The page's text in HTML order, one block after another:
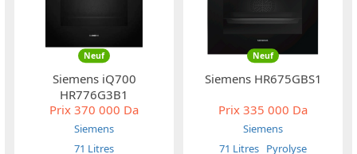
Neuf
Siemens iQ700
HR776G3B1
Prix 370 000 Da
Siemens
71 Litres
Neuf
Siemens HR675GBS1
Prix 335 000 Da
Siemens
71 Litres Pyrolyse